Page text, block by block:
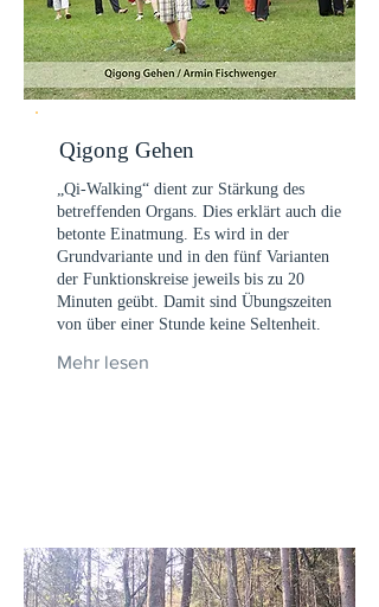
Qigong Gehen
„Qi-Walking“ dient zur Stärkung des
betreffenden Organs. Dies erklärt auch die
betonte Einatmung. Es wird in der
Grundvariante und in den fünf Varianten
der Funktionskreise jeweils bis zu 20
Minuten geübt. Damit sind Übungszeiten
von über einer Stunde keine Seltenheit.
Mehr lesen